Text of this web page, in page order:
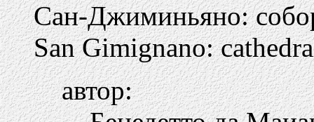
Сан-Джиминьяно:
San Gimignano:
автор: